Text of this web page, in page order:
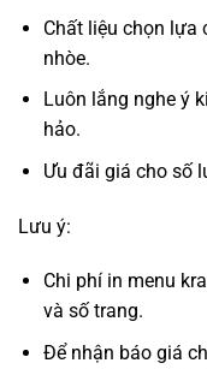
Chất liệu chọn lựa
nhòe.
Luôn lắng nghe ý
hảo.
Ưu đãi giá cho số
Lưu ý:
Chi phí in menu
và số trang.
Để nhận báo giá